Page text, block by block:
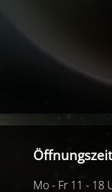
Mo - Fr 11 - 18